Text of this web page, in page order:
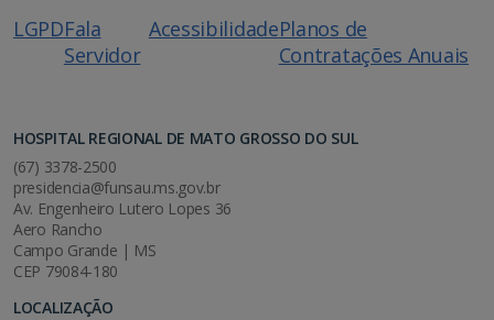
LGPDFala
Servidor
AcessibilidadePlanos de
Contratações Anuais
HOSPITAL REGIONAL DE MATO GROSSO DO SUL
(67) 3378-2500
presidencia@funsau.ms.gov.br
Av. Engenheiro Lutero Lopes 36
Aero Rancho
Campo Grande | MS
CEP 79084-180
LOCALIZAÇÃO